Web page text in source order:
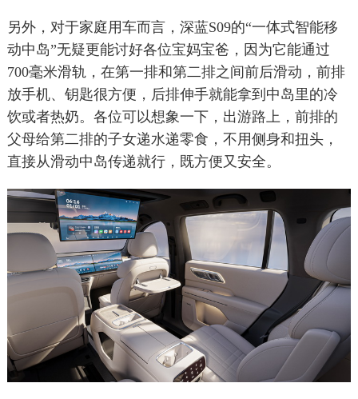
另外，对于家庭用车而言，深蓝S09的“一体式智能移
动中岛”无疑更能讨好各位宝妈宝爸，因为它能通过
700毫米滑轨，在第一排和第二排之间前后滑动，前排
放手机、钥匙很方便，后排伸手就能拿到中岛里的冷
饮或者热奶。各位可以想象一下，出游路上，前排的
父母给第二排的子女递水递零食，不用侧身和扭头，
直接从滑动中岛传递就行，既方便又安全。